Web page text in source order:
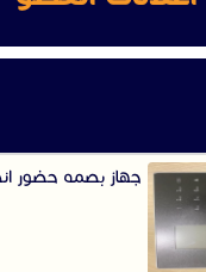
جهاز بصمه حضور